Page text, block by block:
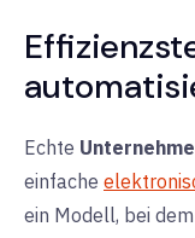
Echte
einfache
ein Modell, bei